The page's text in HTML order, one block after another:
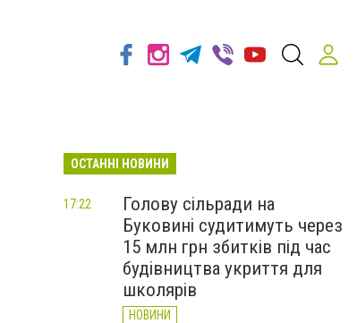
ОСТАННІ НОВИНИ
Голову сільради на
Буковині судитимуть через
15 млн грн збитків під час
будівництва укриття для
школярів
НОВИНИ
17:22